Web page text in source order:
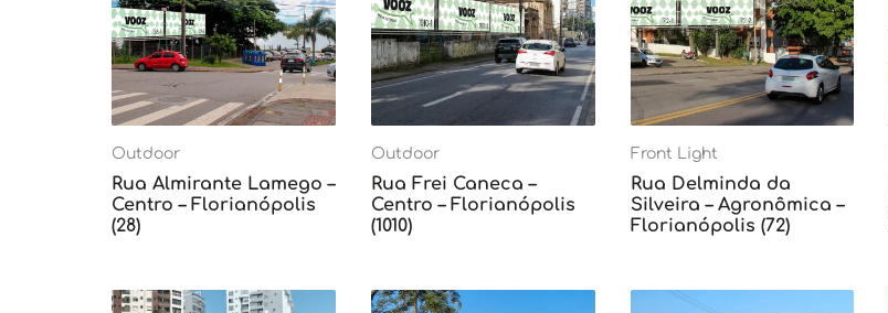
Outdoor
Rua Almirante Lamego –
Centro – Florianópolis
(28)
Outdoor
Rua Frei Caneca –
Centro – Florianópolis
(1010)
Front Light
Rua Delminda da
Silveira – Agronômica –
Florianópolis (72)